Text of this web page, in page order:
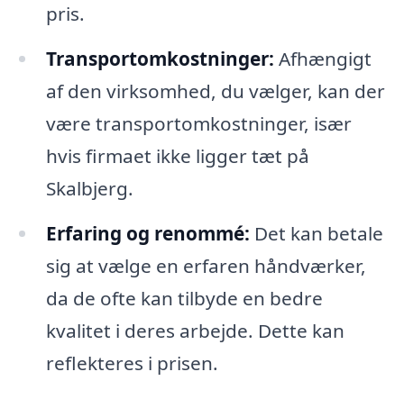
pris.
Transportomkostninger: Afhængigt
af den virksomhed, du vælger, kan der
være transportomkostninger, især
hvis firmaet ikke ligger tæt på
Skalbjerg.
Erfaring og renommé: Det kan betale
sig at vælge en erfaren håndværker,
da de ofte kan tilbyde en bedre
kvalitet i deres arbejde. Dette kan
reflekteres i prisen.